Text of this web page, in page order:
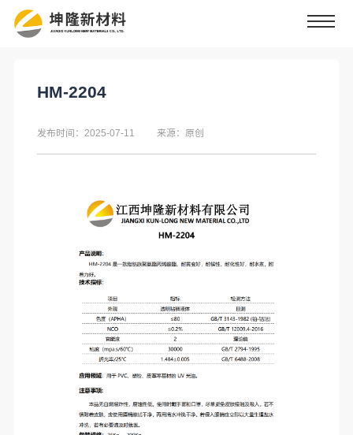
HM-2204
发布时间：2025-07-11 来源：原创